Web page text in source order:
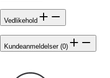
Vedlikehold
Kundeanmeldelser (0)